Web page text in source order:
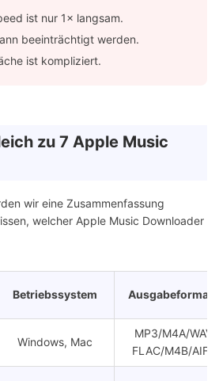
ist nur 1× langsam.
beeinträchtigt werden.
ist kompliziert.
zu 7 Apple Music
wir eine Zusammenfassung
welcher Apple Music Downloader
Betriebssystem Ausgabeformate
Windows, Mac
MP3/M4A/WAV
FLAC/M4B/AIFF